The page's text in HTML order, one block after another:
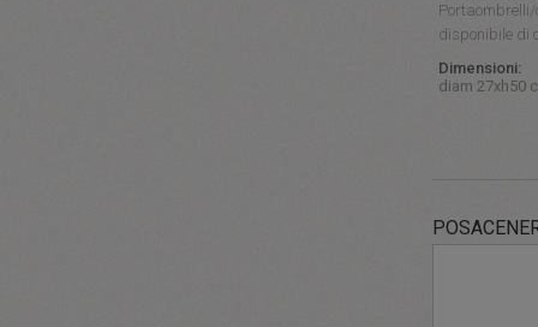
disponibile di
Dimensioni:
diam 27xh50